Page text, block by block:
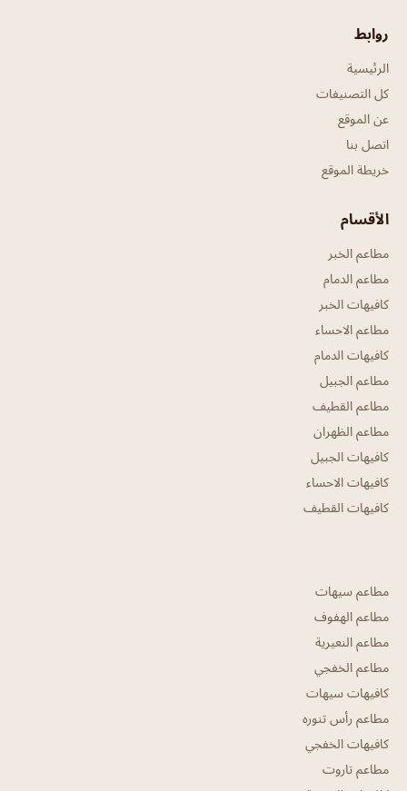
روابط
الرئيسية
كل التصنيفات
عن الموقع
اتصل بنا
خريطة الموقع
الأقسام
مطاعم الخبر
مطاعم الدمام
كافيهات الخبر
مطاعم الاحساء
كافيهات الدمام
مطاعم الجبيل
مطاعم القطيف
مطاعم الظهران
كافيهات الجبيل
كافيهات الاحساء
كافيهات القطيف
مطاعم سيهات
مطاعم الهفوف
مطاعم النعيرية
مطاعم الخفجي
كافيهات سيهات
مطاعم رأس تنوره
كافيهات الخفجي
مطاعم تاروت